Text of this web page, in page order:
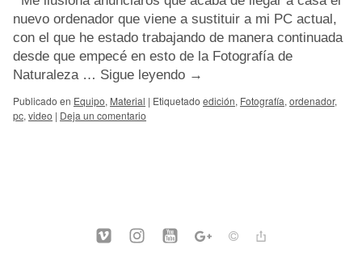
nuevo ordenador que viene a sustituir a mi PC actual,
con el que he estado trabajando de manera continuada
desde que empecé en esto de la Fotografía de
Naturaleza … Sigue leyendo →
Publicado en Equipo, Material | Etiquetado edición, Fotografía, ordenador,
pc, video | Deja un comentario